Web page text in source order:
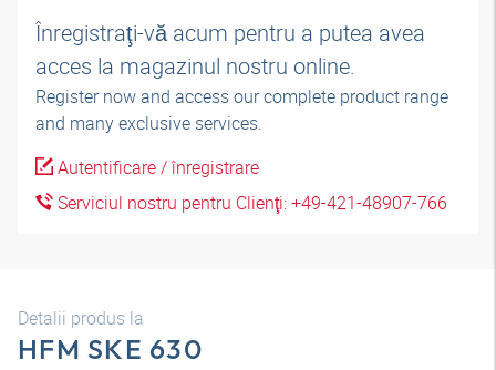
Înregistraţi-vă acum pentru a putea avea
acces la magazinul nostru online.
Register now and access our complete product range
and many exclusive services.
Autentificare / înregistrare
Serviciul nostru pentru Clienţi: +49-421-48907-766
Detalii produs la
HFM SKE 630